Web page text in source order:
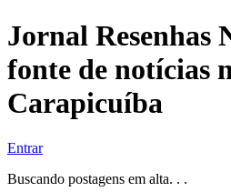
Jornal Resenhas
fonte de notícias
Carapicuíba
Entrar
Buscando postagens em alta. . .